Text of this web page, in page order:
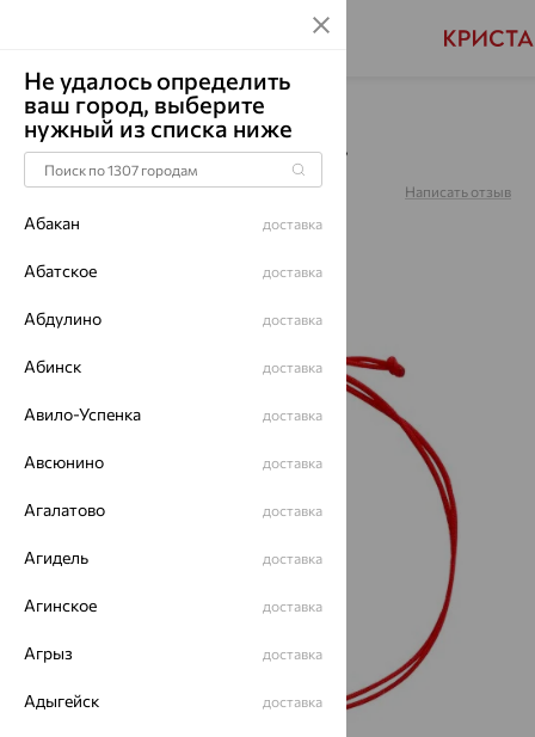
Главная Каталог Браслеты декоративные
Браслет, золото, 051587
Артикул:051587 Написать отзыв
Не удалось определить
ваш город, выберите
нужный из списка ниже
Абакан доставка
Абатское доставка
Абдулино доставка
Абинск доставка
Авило-Успенка доставка
Авсюнино доставка
Агалатово доставка
Агидель доставка
Агинское доставка
Агрыз доставка
Адыгейск доставка